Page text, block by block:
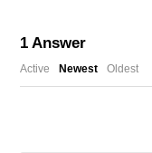
1 Answer
Active Newest Oldest